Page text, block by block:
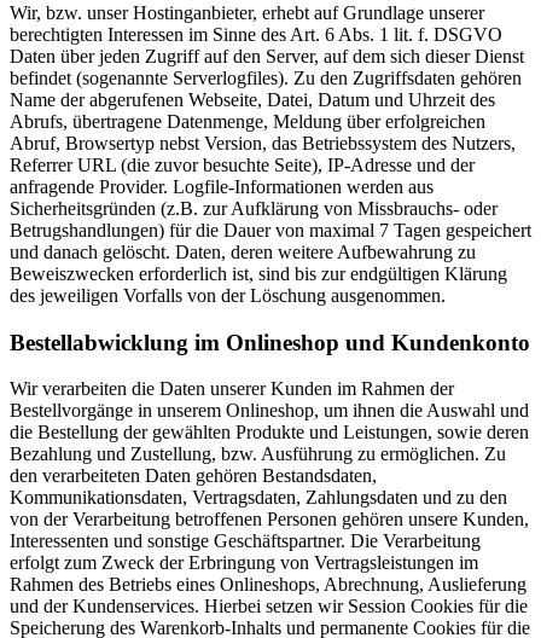
Wir, bzw. unser Hostinganbieter, erhebt auf Grundlage unserer
berechtigten Interessen im Sinne des Art. 6 Abs. 1 lit. f. DSGVO
Daten über jeden Zugriff auf den Server, auf dem sich dieser Dienst
befindet (sogenannte Serverlogfiles). Zu den Zugriffsdaten gehören
Name der abgerufenen Webseite, Datei, Datum und Uhrzeit des
Abrufs, übertragene Datenmenge, Meldung über erfolgreichen
Abruf, Browsertyp nebst Version, das Betriebssystem des Nutzers,
Referrer URL (die zuvor besuchte Seite), IP-Adresse und der
anfragende Provider. Logfile-Informationen werden aus
Sicherheitsgründen (z.B. zur Aufklärung von Missbrauchs- oder
Betrugshandlungen) für die Dauer von maximal 7 Tagen gespeichert
und danach gelöscht. Daten, deren weitere Aufbewahrung zu
Beweiszwecken erforderlich ist, sind bis zur endgültigen Klärung
des jeweiligen Vorfalls von der Löschung ausgenommen.
Bestellabwicklung im Onlineshop und Kundenkonto
Wir verarbeiten die Daten unserer Kunden im Rahmen der
Bestellvorgänge in unserem Onlineshop, um ihnen die Auswahl und
die Bestellung der gewählten Produkte und Leistungen, sowie deren
Bezahlung und Zustellung, bzw. Ausführung zu ermöglichen. Zu
den verarbeiteten Daten gehören Bestandsdaten,
Kommunikationsdaten, Vertragsdaten, Zahlungsdaten und zu den
von der Verarbeitung betroffenen Personen gehören unsere Kunden,
Interessenten und sonstige Geschäftspartner. Die Verarbeitung
erfolgt zum Zweck der Erbringung von Vertragsleistungen im
Rahmen des Betriebs eines Onlineshops, Abrechnung, Auslieferung
und der Kundenservices. Hierbei setzen wir Session Cookies für die
Speicherung des Warenkorb-Inhalts und permanente Cookies für die